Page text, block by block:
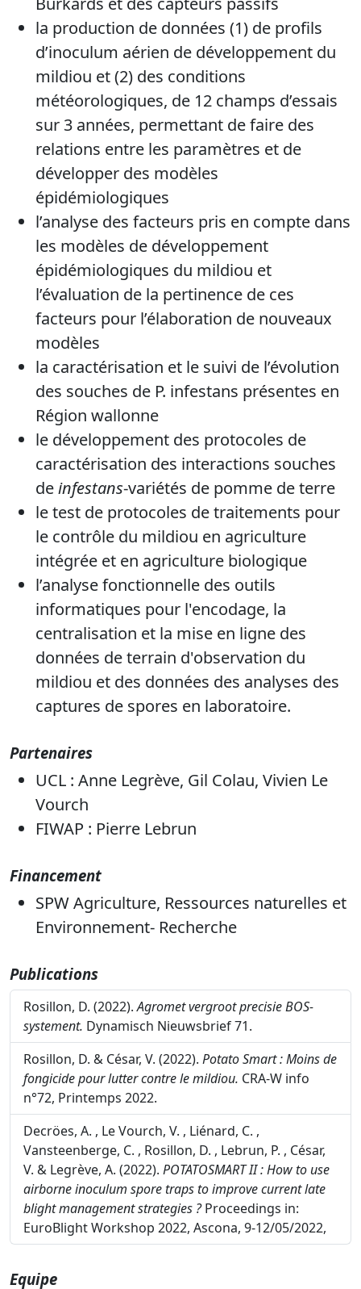
la production de données (1) de profils
d’inoculum aérien de développement du
mildiou et (2) des conditions
météorologiques, de 12 champs d’essais
sur 3 années, permettant de faire des
relations entre les paramètres et de
développer des modèles
épidémiologiques
l’analyse des facteurs pris en compte dans
les modèles de développement
épidémiologiques du mildiou et
l’évaluation de la pertinence de ces
facteurs pour l’élaboration de nouveaux
modèles
la caractérisation et le suivi de l’évolution
des souches de P. infestans présentes en
Région wallonne
le développement des protocoles de
caractérisation des interactions souches
deinfestans-variétés de pomme de terre
le test de protocoles de traitements pour
le contrôle du mildiou en agriculture
intégrée et en agriculture biologique
l’analyse fonctionnelle des outils
informatiques pour l'encodage, la
centralisation et la mise en ligne des
données de terrain d'observation du
mildiou et des données des analyses des
captures de spores en laboratoire.
Partenaires
UCL : Anne Legrève, Gil Colau, Vivien Le
Vourch
FIWAP : Pierre Lebrun
Financement
SPW Agriculture, Ressources naturelles et
Environnement- Recherche
Publications
Rosillon, D. (2022).Agromet vergroot precisie BOS-
systement. Dynamisch Nieuwsbrief 71.
Rosillon, D. & César, V. (2022). Potato Smart : Moins de
fongicide pour lutter contre le mildiou. CRA-W info
n°72, Printemps 2022.
Decröes, A. , Le Vourch, V. , Liénard, C. ,
Vansteenberge, C. , Rosillon, D. , Lebrun, P. , César,
V. & Legrève, A. (2022). POTATOSMART II : How to use
airborne inoculum spore traps to improve current late
blight management strategies ?Proceedings in:
EuroBlight Workshop 2022, Ascona, 9-12/05/2022,
Equipe